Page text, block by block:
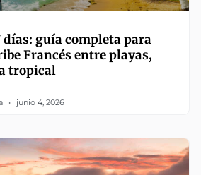
días: guía completa para
Francés entre playas,
tropical
junio 4, 2026